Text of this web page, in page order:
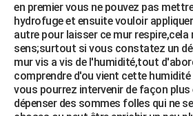
en premier vous ne pouvez pas
hydrofuge et ensuite vouloir
autre pour laisser ce mur respire,cela
sens;surtout si vous constatez un
mur vis a vis de l'humidité,tout
comprendre d'ou vient cette
vous pourrez intervenir de façon
dépenser des sommes folles qui ne